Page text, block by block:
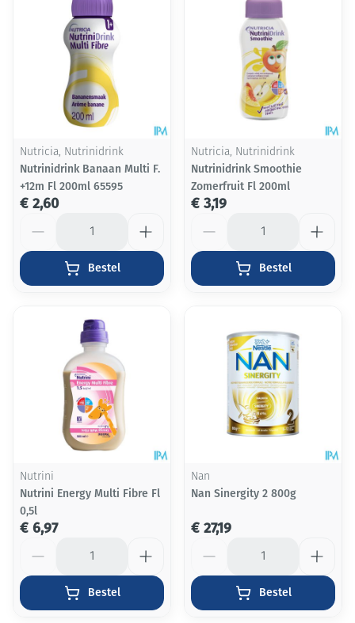
Nutricia, Nutrinidrink
Nutrinidrink Banaan Multi F.
+12m Fl 200ml 65595
€ 2,60
Bestel
Nutricia, Nutrinidrink
Nutrinidrink Smoothie
Zomerfruit Fl 200ml
€ 3,19
Bestel
Nutrini
Nutrini Energy Multi Fibre Fl
0,5l
€ 6,97
Bestel
Nan
Nan Sinergity 2 800g
€ 27,19
Bestel